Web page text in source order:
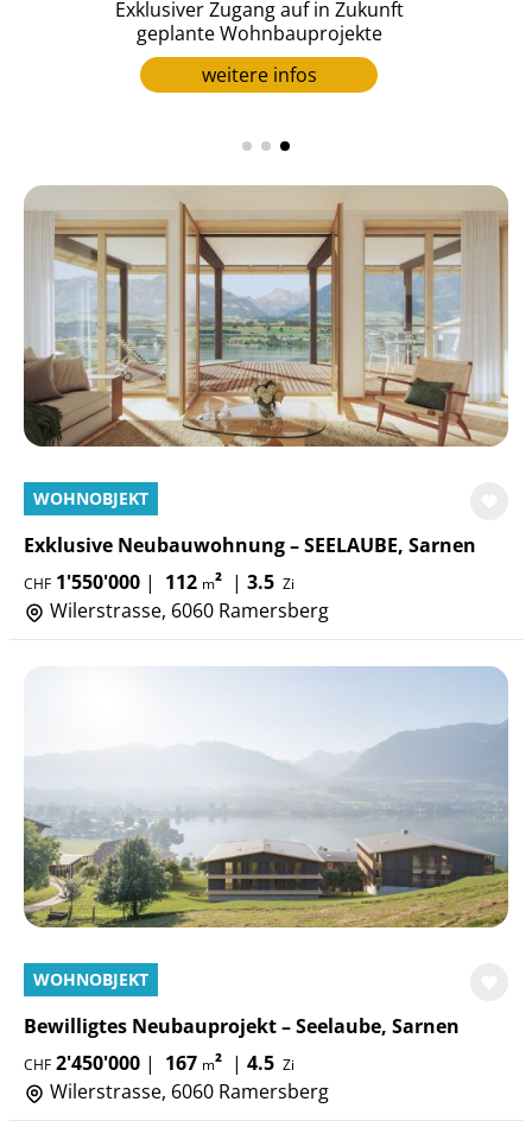
Exklusiver Zugang auf in Zukunft
geplante Wohnbauprojekte
weitere infos
WOHNOBJEKT
Exklusive Neubauwohnung – SEELAUBE, Sarnen
CHF 1'550'000 | 112 m² | 3.5 Zi
Wilerstrasse, 6060 Ramersberg
WOHNOBJEKT
Bewilligtes Neubauprojekt – Seelaube, Sarnen
CHF 2'450'000 | 167 m² | 4.5 Zi
Wilerstrasse, 6060 Ramersberg